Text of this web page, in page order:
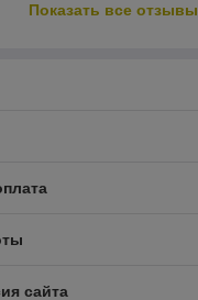
Показать все отзывы
сайта